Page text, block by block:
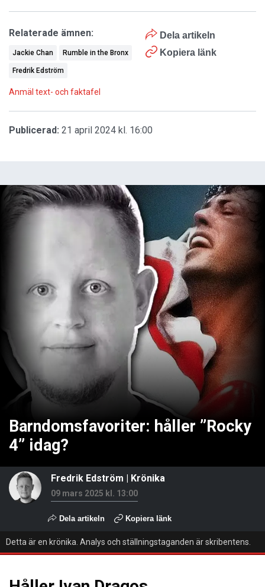
Dela artikeln
Kopiera länk
Relaterade ämnen:
Jackie Chan Rumble in the Bronx
Fredrik Edström
Anmäl text- och faktafel
Publicerad: 21 april 2024 kl. 16:00
Barndomsfavoriter: håller ”Rocky
4” idag?
Fredrik Edström | Krönika
09 mars 2025 kl. 13:00
Dela artikeln Kopiera länk
Detta är en krönika. Analys och ställningstaganden är skribentens.